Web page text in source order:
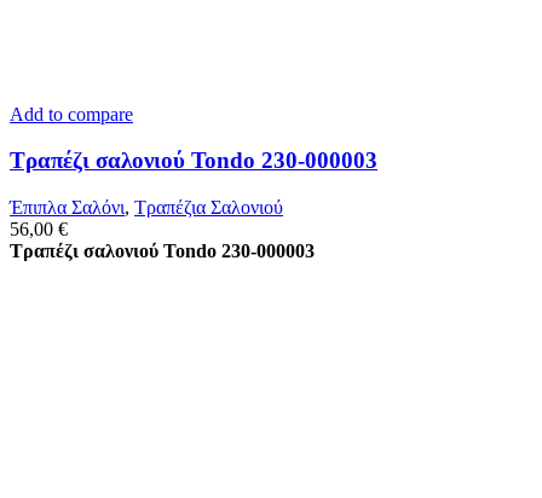
Add to compare
Τραπέζι σαλονιού Tondo 230-000003
Έπιπλα Σαλόνι, Τραπέζια Σαλονιού
56,00 €
Τραπέζι σαλονιού Tondo 230-000003